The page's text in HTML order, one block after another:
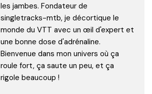
les jambes. Fondateur de
singletracks-mtb, je décortique le
monde du VTT avec un œil d'expert et
une bonne dose d'adrénaline.
Bienvenue dans mon univers où ça
roule fort, ça saute un peu, et ça
rigole beaucoup !